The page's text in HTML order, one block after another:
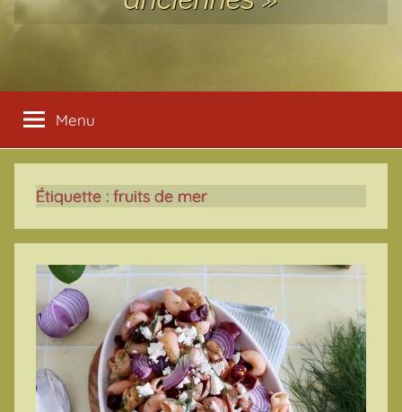
Menu
Étiquette : fruits de mer